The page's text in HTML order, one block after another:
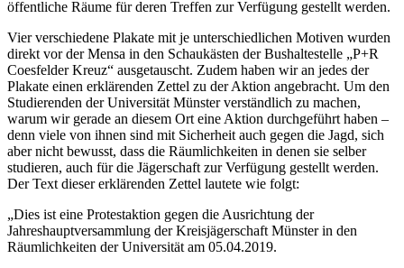
öffentliche Räume für deren Treffen zur Verfügung gestellt werden.
Vier verschiedene Plakate mit je unterschiedlichen Motiven wurden
direkt vor der Mensa in den Schaukästen der Bushaltestelle „P+R
Coesfelder Kreuz“ ausgetauscht. Zudem haben wir an jedes der
Plakate einen erklärenden Zettel zu der Aktion angebracht. Um den
Studierenden der Universität Münster verständlich zu machen,
warum wir gerade an diesem Ort eine Aktion durchgeführt haben –
denn viele von ihnen sind mit Sicherheit auch gegen die Jagd, sich
aber nicht bewusst, dass die Räumlichkeiten in denen sie selber
studieren, auch für die Jägerschaft zur Verfügung gestellt werden.
Der Text dieser erklärenden Zettel lautete wie folgt:
„Dies ist eine Protestaktion gegen die Ausrichtung der
Jahreshauptversammlung der Kreisjägerschaft Münster in den
Räumlichkeiten der Universität am 05.04.2019.